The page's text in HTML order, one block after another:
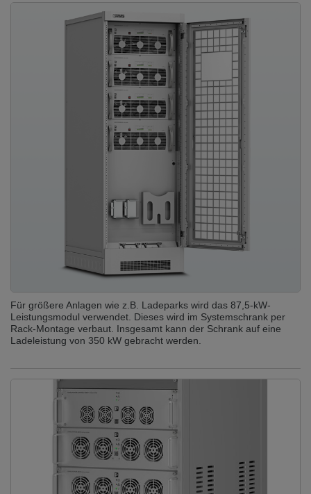
Für größere Anlagen wie z.B. Ladeparks wird das 87,5-kW-
Leistungsmodul verwendet. Dieses wird im Systemschrank per
Rack-Montage verbaut. Insgesamt kann der Schrank auf eine
Ladeleistung von 350 kW gebracht werden.